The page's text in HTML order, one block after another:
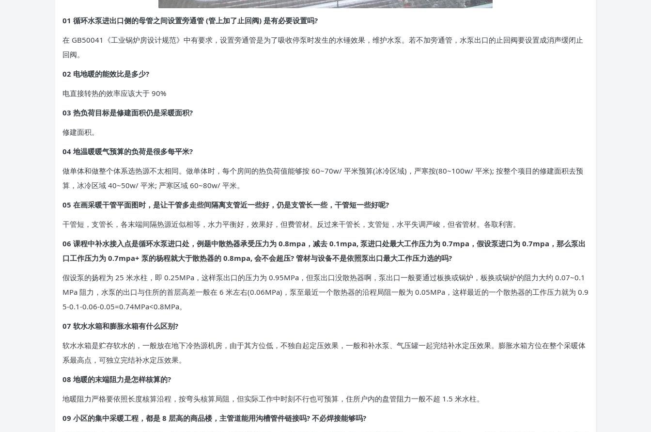
01 循环水泵进出口侧的母管之间设置旁通管 (管上加了止回阀) 是有必要设置吗?
在 GB50041《工业锅炉房设计规范》中有要求，设置旁通管是为了吸收停泵时发生的水锤效果，维护水泵。若不加旁通管，水泵出口的止回阀要设置成消声缓闭止
回阀。
02 电地暖的能效比是多少?
电直接转热的效率应该大于 90%
03 热负荷目标是修建面积仍是采暖面积?
修建面积。
04 地温暖暖气预算的负荷是很多每平米?
做单体和做整个体系选热源不太相同。做单体时，每个房间的热负荷值能够按 60~70w/ 平米预算(冰冷区域)，严寒按(80~100w/ 平米); 按整个项目的修建面积去预
算，冰冷区域 40~50w/ 平米; 严寒区域 60~80w/ 平米。
05 在画采暖干管平面图时，是让干管多走些间隔离支管近一些好，仍是支管长一些，干管短一些好呢?
干管短，支管长，各末端间隔热源近似相等，水力平衡好，效果好，但费管材。反过来干管长，支管短，水平失调严峻，但省管材。各取利害。
06 课程中补水接入点是循环水泵进口处，例题中散热器承受压力为 0.8mpa，减去 0.1mpa, 泵进口处最大工作压力为 0.7mpa，假设泵进口为 0.7mpa，那么泵出
口工作压力为 0.7mpa+ 泵的杨程就大于散热器的 0.8mpa, 会不会超压? 管材与设备不是依照泵出口最大工作压力选的吗?
假设泵的扬程为 25 米水柱，即 0.25MPa，这样泵出口的压力为 0.95MPa，但泵出口没散热器啊，泵出口一般要通过板换或锅炉，板换或锅炉的阻力大约 0.07~0.1
MPa 阻力，水泵的出口与住所的首层高差一般在 6 米左右(0.06MPa)，泵至最近一个散热器的沿程局阻一般为 0.05MPa，这样最近的一个散热器的工作压力就为 0.9
5-0.1-0.06-0.05=0.74MPa<0.8MPa。
07 软水水箱和膨胀水箱有什么区别?
软水水箱是贮存软水的，一般放在地下冷热源机房，由于其方位低，不独自起定压效果，一般和补水泵、气压罐一起完结补水定压效果。膨胀水箱方位在整个采暖体
系最高点，可独立完结补水定压效果。
08 地暖的末端阻力是怎样核算的?
地暖阻力严格要依照长度核算沿程，按弯头核算局阻，但实际工作中时刻不行也可预算，住所户内的盘管阻力一般不超 1.5 米水柱。
09 小区的集中采暖工程，都是 8 层高的商品楼，主管道能用沟槽管件链接吗? 不必焊接能够吗?